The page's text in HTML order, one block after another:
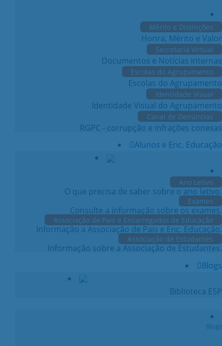
Mérito e Distinções
Honra, Mérito e Valor
Secretaria Virtual
Documentos e Notícias internas
Escolas do Agrupamento
Escolas do Agrupamento
Identidade Visual
Identidade Visual do Agrupamento
Canal de Denúncias
RGPC - corrupção e infrações conexas
Alunos e Enc. Educação
Ano Letivo
O que precisa de saber sobre o ano letivo.
Exames
Consulte a informação sobre os exames.
Associação de Pais e Encarregados de Educação
Informação a Associação de Pais e Enc. Educação.
Associação de Estudantes
Informação sobre a Associação de Estudantes.
Blogs
Biblioteca ESP
Blogs